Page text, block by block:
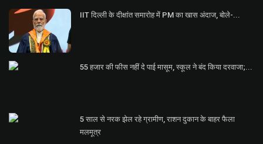
IIT दिल्ली के दीक्षांत समारोह में PM का खास अंदाज, बोले-...
55 हजार की फीस नहीं दे पाई मासूम, स्कूल ने बंद किया दरवाजा;...
5 साल से नरक झेल रहे ग्रामीण, राशन दुकान के बाहर फैला
मलमूत्र